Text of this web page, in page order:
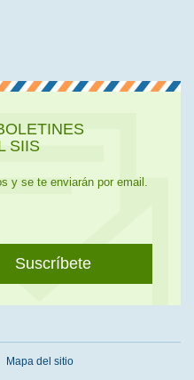
SIIS
y se te enviarán por email.
Suscríbete
Mapa del sitio